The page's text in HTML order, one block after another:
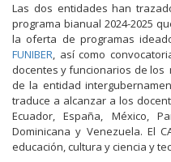
Las dos entidades han
programa bianual 2024-2025
la oferta de programas
FUNIBER, así como
docentes y funcionarios de los
de la entidad
traduce a alcanzar a los
Ecuador, España, México,
Dominicana y Venezuela. El
educación, cultura y ciencia y